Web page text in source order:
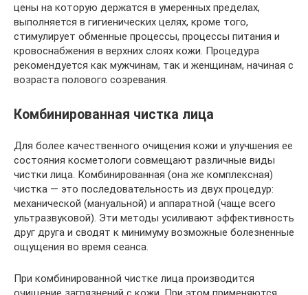
цены на которую держатся в умеренных пределах,
выполняется в гигиенических целях, кроме того,
стимулирует обменные процессы, процессы питания и
кровоснабжения в верхних слоях кожи. Процедура
рекомендуется как мужчинам, так и женщинам, начиная с
возраста полового созревания.
Комбинированная чистка лица
Для более качественного очищения кожи и улучшения ее
состояния косметологи совмещают различные виды
чистки лица. Комбинированная (она же комплексная)
чистка — это последовательность из двух процедур:
механической (мануальной) и аппаратной (чаще всего
ультразвуковой). Эти методы усиливают эффективность
друг друга и сводят к минимуму возможные болезненные
ощущения во время сеанса.
При комбинированной чистке лица производится